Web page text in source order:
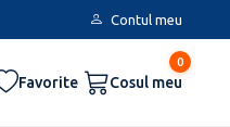
Contul meu
Favorite
0
Cosul meu